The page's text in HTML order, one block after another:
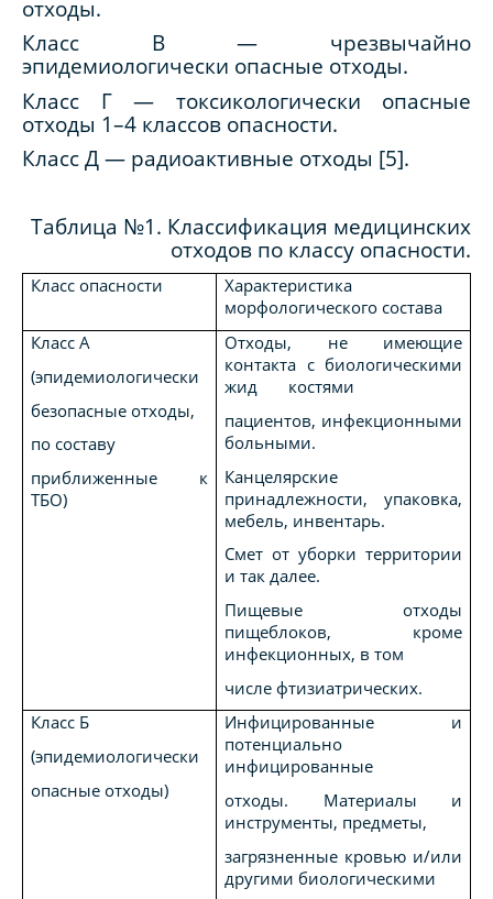
отходы.
Класс В — чрезвычайно
эпидемиологически опасные отходы.
Класс Г — токсикологически опасные
отходы 1–4 классов опасности.
Класс Д — радиоактивные отходы [5].
Таблица №1. Классификация медицинских
отходов по классу опасности.
Класс опасности
Характеристика
морфологического состава
Класс А
(эпидемиологически
безопасные отходы,
по составу
приближенные к
ТБО)
Отходы, не имеющие
контакта с биологическими
жид костями
пациентов, инфекционными
больными.
Канцелярские
принадлежности, упаковка,
мебель, инвентарь.
Смет от уборки территории
и так далее.
Пищевые отходы
пищеблоков, кроме
инфекционных, в том
числе фтизиатрических.
Класс Б
(эпидемиологически
опасные отходы)
Инфицированные и
потенциально
инфицированные
отходы. Материалы и
инструменты, предметы,
загрязненные кровью и/или
другими биологическими